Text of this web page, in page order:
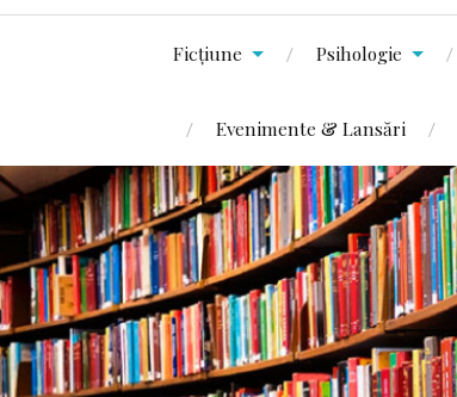
Ficțiune Psihologie
Evenimente & Lansări